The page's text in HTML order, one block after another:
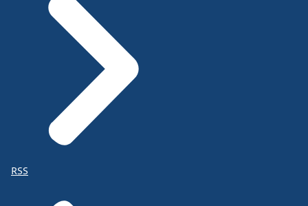
RSS